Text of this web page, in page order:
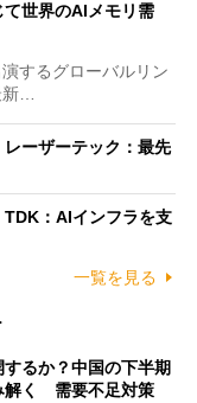
世界のAIメモリ需
するグローバルリン
新…
レーザーテック：最先
TDK：AIインフラを支
一覧を見る
るか？中国の下半期
解く 需要不足対策